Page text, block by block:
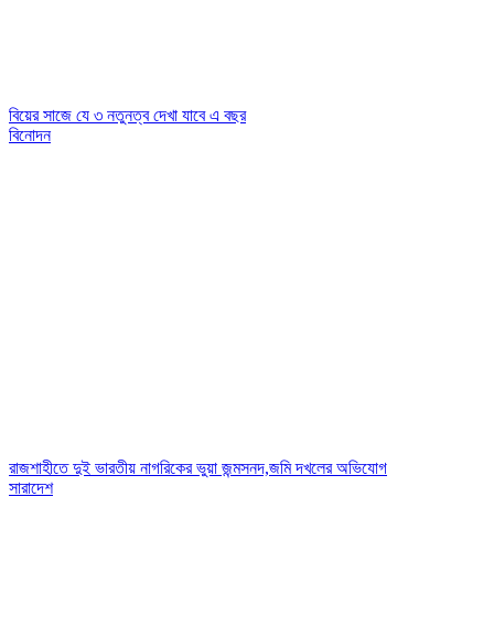
বিয়ের সাজে যে ৩ নতুনত্ব দেখা যাবে এ বছর
বিনোদন
রাজশাহীতে দুই ভারতীয় নাগরিকের ভুয়া জন্মসনদ,জমি দখলের অভিযোগ
সারাদেশ